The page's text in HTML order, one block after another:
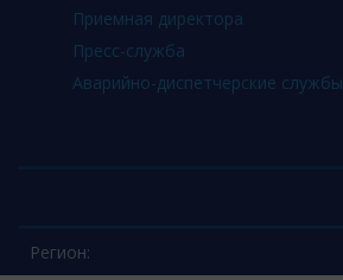
Приемная директора
Пресс-служба
Аварийно-диспетчерские службы
Регион: